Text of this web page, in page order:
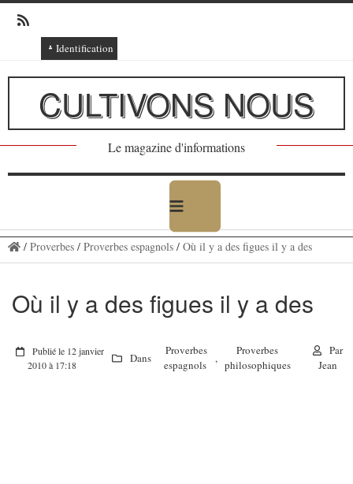
Identification
Connexion
Connexion via Facebook
Inscription
Ajout texte ou poème
CULTIVONS NOUS
Le magazine d'informations
/ Proverbes/ Proverbes espagnols/ Où il y a des figues il y a des
Où il y a des figues il y a des
Publié le 12 janvier
2010 à 17:18
Dans
Proverbes
espagnols
,
Proverbes
philosophiques
Par
Jean